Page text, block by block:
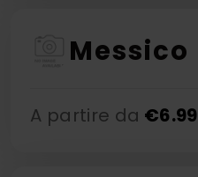
Messico
A partire da €6.99